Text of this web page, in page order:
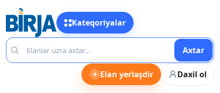
Kateqoriyalar
Axtar
+ Elan yerləşdir Daxil ol